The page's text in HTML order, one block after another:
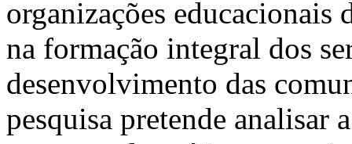
organizações educacionais
na formação integral dos
desenvolvimento das
pesquisa pretende analisar